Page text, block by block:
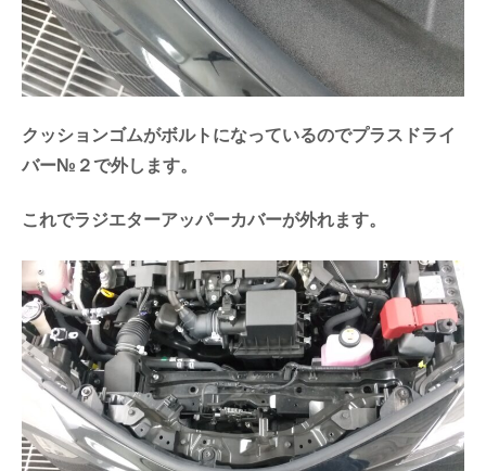
クッションゴムがボルトになっているのでプラスドライ
バー№２で外します。
これでラジエターアッパーカバーが外れます。